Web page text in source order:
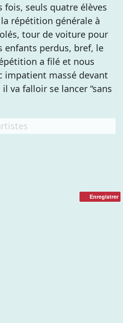
fois, seuls quatre élèves
répétition générale à
tour de voiture pour
enfants perdus, bref, le
a filé et nous
impatient massé devant
va falloir se lancer “sans
Enregistrer